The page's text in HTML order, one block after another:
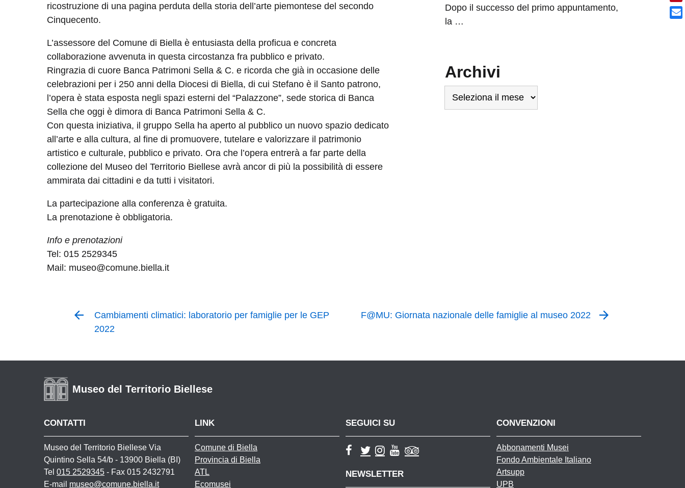
ricostruzione di una pagina perduta della storia dell’arte piemontese del secondo
Cinquecento.
L’assessore del Comune di Biella è entusiasta della proficua e concreta
collaborazione avvenuta in questa circostanza fra pubblico e privato.
Ringrazia di cuore Banca Patrimoni Sella & C. e ricorda che già in occasione delle
celebrazioni per i 250 anni della Diocesi di Biella, di cui Stefano è il Santo patrono,
l’opera è stata esposta negli spazi esterni del “Palazzone”, sede storica di Banca
Sella che oggi è dimora di Banca Patrimoni Sella & C.
Con questa iniziativa, il gruppo Sella ha aperto al pubblico un nuovo spazio dedicato
all’arte e alla cultura, al fine di promuovere, tutelare e valorizzare il patrimonio
artistico e culturale, pubblico e privato. Ora che l’opera entrerà a far parte della
collezione del Museo del Territorio Biellese avrà ancor di più la possibilità di essere
ammirata dai cittadini e da tutti i visitatori.
La partecipazione alla conferenza è gratuita.
La prenotazione è obbligatoria.
Info e prenotazioni
Tel: 015 2529345
Mail: museo@comune.biella.it
Dopo il successo del primo appuntamento,
la …
Archivi
Archivi
Cambiamenti climatici: laboratorio per famiglie per le GEP
2022
F@MU: Giornata nazionale delle famiglie al museo 2022
Museo del Territorio Biellese
CONTATTI
Museo del Territorio Biellese Via
Quintino Sella 54/b - 13900 Biella (BI)
Tel 015 2529345 - Fax 015 2432791
E-mail museo@comune.biella.it
LINK
Comune di Biella
Provincia di Biella
ATL
Ecomusei
SEGUICI SU
NEWSLETTER
CONVENZIONI
Abbonamenti Musei
Fondo Ambientale Italiano
Artsupp
UPB